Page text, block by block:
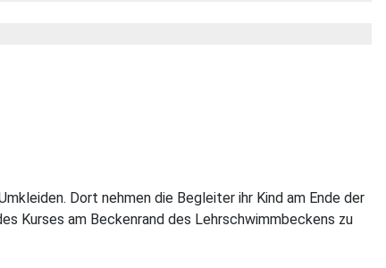
Dort nehmen die Begleiter ihr Kind am Ende der
Kurses am Beckenrand des Lehrschwimmbeckens zu